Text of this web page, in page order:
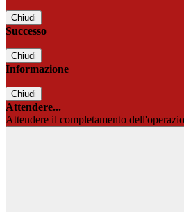
Chiudi
Successo
Chiudi
Informazione
Chiudi
Attendere...
Attendere il completamento